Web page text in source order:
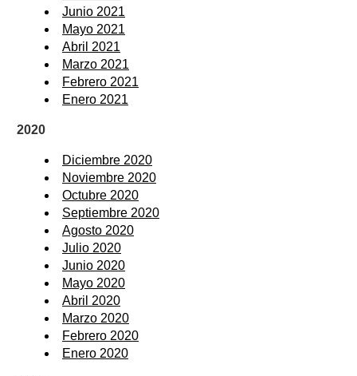
Junio 2021
Mayo 2021
Abril 2021
Marzo 2021
Febrero 2021
Enero 2021
2020
Diciembre 2020
Noviembre 2020
Octubre 2020
Septiembre 2020
Agosto 2020
Julio 2020
Junio 2020
Mayo 2020
Abril 2020
Marzo 2020
Febrero 2020
Enero 2020